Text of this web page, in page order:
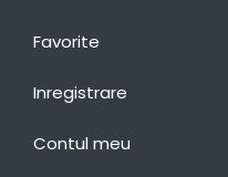
Favorite
Inregistrare
Contul meu